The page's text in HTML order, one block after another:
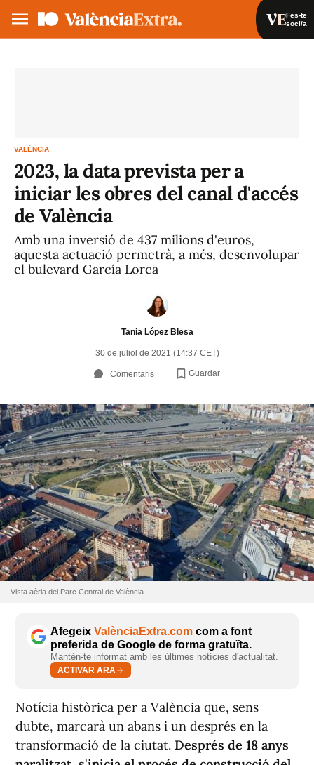
Fes-te
soci/a
VALÈNCIA
2023, la data prevista per a
iniciar les obres del canal d'accés
de València
Amb una inversió de 437 milions d'euros,
aquesta actuació permetrà, a més, desenvolupar
el bulevard García Lorca
Tania López Blesa
30 de juliol de 2021 (14:37 CET)
Comentaris Guardar
Vista aèria del Parc Central de València
Afegeix ValènciaExtra.com com a font
preferida de Google de forma gratuïta.
Mantén-te informat amb les últimes notícies d'actualitat.
ACTIVAR ARA
Notícia històrica per a València que, sens
dubte, marcarà un abans i un després en la
transformació de la ciutat. Després de 18 anys